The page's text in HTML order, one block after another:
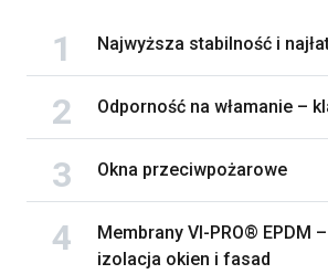
Najwyższa stabilność i
Odporność na włamanie –
Okna przeciwpożarowe
Membrany VI-PRO® EPDM
izolacja okien i fasad